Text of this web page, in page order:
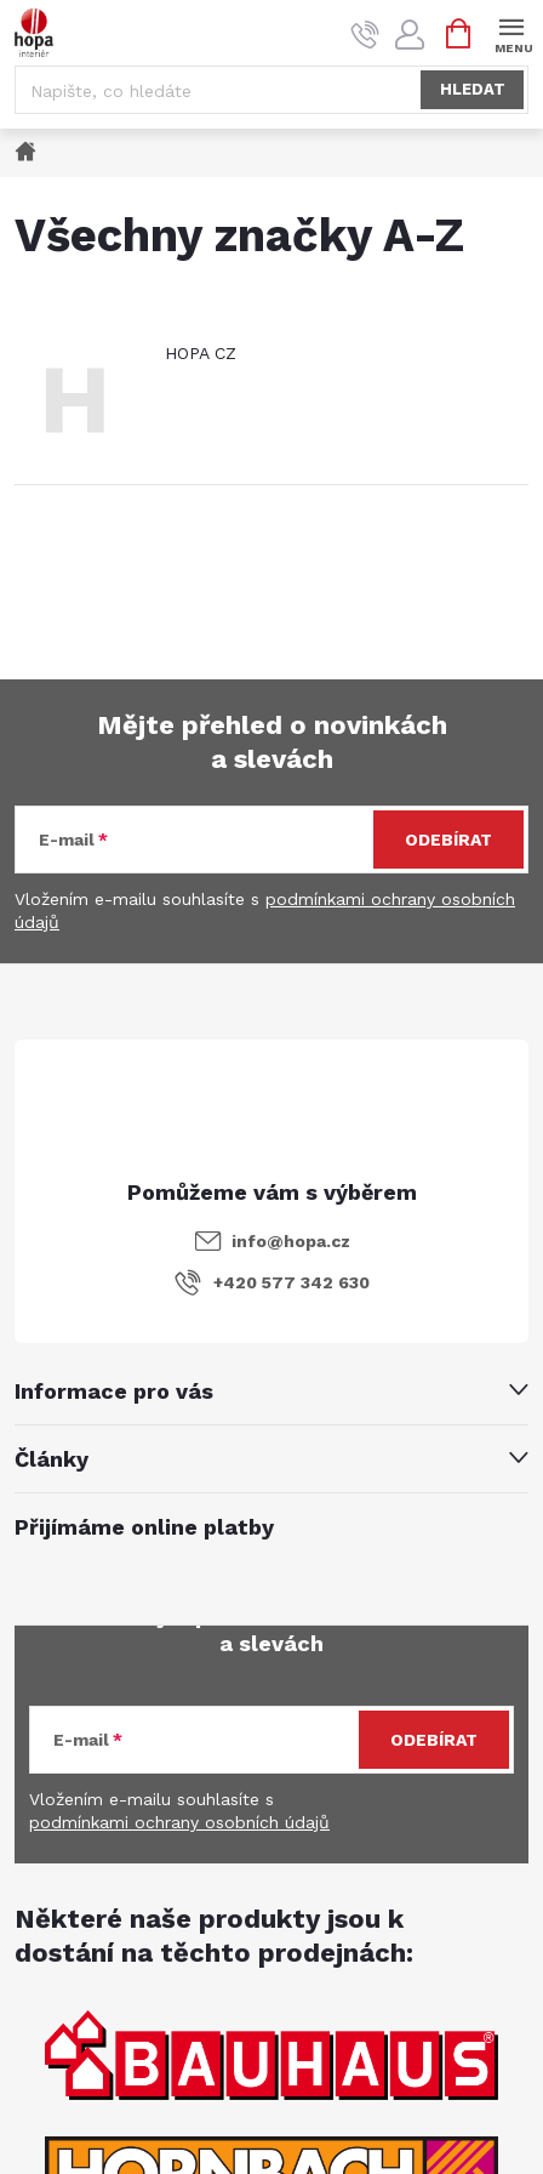
Přejít
na
HLEDAT
NÁKUPNÍ
KOŠÍK
Všechny značky A-Z
H HOPA CZ
p
a
Mějte přehled o novinkách
a slevách
E-mail
Vložením e-mailu souhlasíte s podmínkami ochrany osobních
údajů
ODEBÍRAT
Informace pro vás
Články
info@hopa.cz
+420 577 342 630
Přijímáme online platby
a slevách
E-mail
Vložením e-mailu souhlasíte s
podmínkami ochrany osobních údajů
ODEBÍRAT
Některé naše produkty jsou k
dostání na těchto prodejnách: